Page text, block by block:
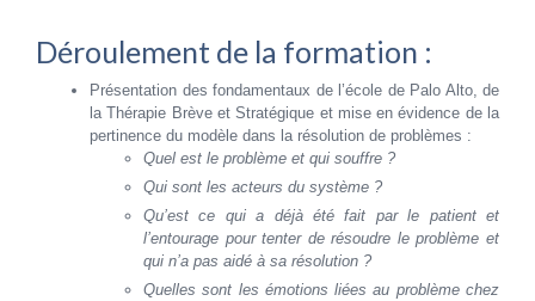
Déroulement de la formation :
Présentation des fondamentaux de l’école de Palo Alto, de
la Thérapie Brève et Stratégique et mise en évidence de la
pertinence du modèle dans la résolution de problèmes :
Quel est le problème et qui souffre ?
Qui sont les acteurs du système ?
Qu’est ce qui a déjà été fait par le patient et
l’entourage pour tenter de résoudre le problème et
qui n’a pas aidé à sa résolution ?
Quelles sont les émotions liées au problème chez